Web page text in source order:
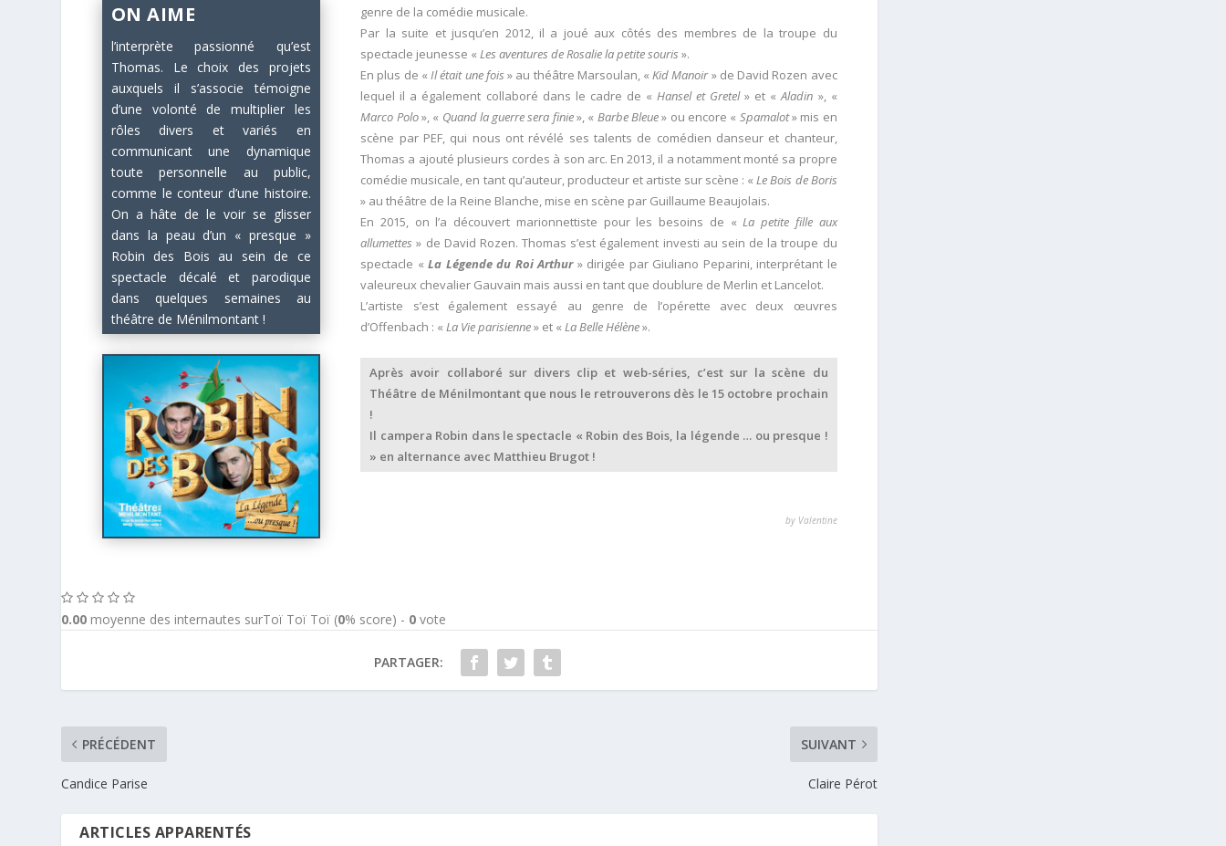
ON AIME
l’interprète passionné qu’est
Thomas. Le choix des projets
auxquels il s’associe témoigne
d’une volonté de multiplier les
rôles divers et variés en
communicant une dynamique
toute personnelle au public,
comme le conteur d’une histoire.
On a hâte de le voir se glisser
dans la peau d’un « presque »
Robin des Bois au sein de ce
spectacle décalé et parodique
dans quelques semaines au
théâtre de Ménilmontant !
genre de la comédie musicale.
Par la suite et jusqu’en 2012, il a joué aux côtés des membres de la troupe du
spectacle jeunesse «Les aventures de Rosalie la petite souris ».
En plus de « Il était une fois » au théâtre Marsoulan, «Kid Manoir» de David Rozen avec
lequel il a également collaboré dans le cadre de «Hansel et Gretel» et «Aladin », «
Marco Polo», « Quand la guerre sera finie», « Barbe Bleue» ou encore « Spamalot» mis en
scène par PEF, qui nous ont révélé ses talents de comédien danseur et chanteur,
Thomas a ajouté plusieurs cordes à son arc. En 2013, il a notamment monté sa propre
comédie musicale, en tant qu’auteur, producteur et artiste sur scène : «Le Bois de Boris
» au théâtre de la Reine Blanche, mise en scène par Guillaume Beaujolais.
En 2015, on l’a découvert marionnettiste pour les besoins de «La petite fille aux
allumettes » de David Rozen. Thomas s’est également investi au sein de la troupe du
spectacle «La Légende du Roi Arthur» dirigée par Giuliano Peparini, interprétant le
valeureux chevalier Gauvain mais aussi en tant que doublure de Merlin et Lancelot.
L’artiste s’est également essayé au genre de l’opérette avec deux œuvres
d’Offenbach : «La Vie parisienne» et «La Belle Hélène».
Après avoir collaboré sur divers clip et web-séries, c’est sur la scène du
Théâtre de Ménilmontant que nous le retrouverons dès le 15 octobre prochain
!
Il campera Robin dans le spectacle « Robin des Bois, la légende … ou presque !
» en alternance avec Matthieu Brugot !
by Valentine
0.00 moyenne des internautes surToï Toï Toï (0% score) - 0 vote
PARTAGER:
PRÉCÉDENT
Candice Parise
SUIVANT
Claire Pérot
ARTICLES APPARENTÉS